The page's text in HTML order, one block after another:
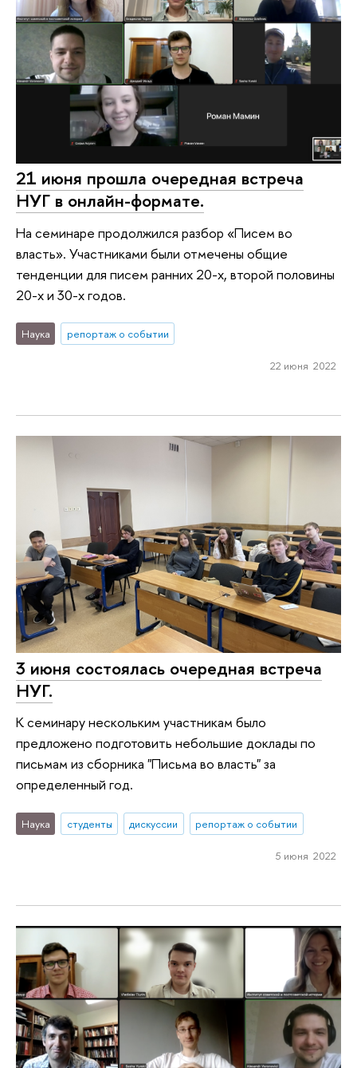
21 июня прошла очередная встреча
НУГ в онлайн-формате.
На семинаре продолжился разбор «Писем во
власть». Участниками были отмечены общие
тенденции для писем ранних 20-х, второй половины
20-х и 30-х годов.
Наука репортаж о событии
22 июня 2022
3 июня состоялась очередная встреча
НУГ.
К семинару нескольким участникам было
предложено подготовить небольшие доклады по
письмам из сборника "Письма во власть" за
определенный год.
Наука студенты дискуссии репортаж о событии
5 июня 2022